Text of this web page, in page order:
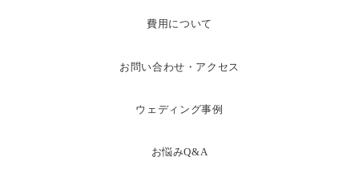
費用について
お問い合わせ・アクセス
ウェディング事例
お悩みQ&A